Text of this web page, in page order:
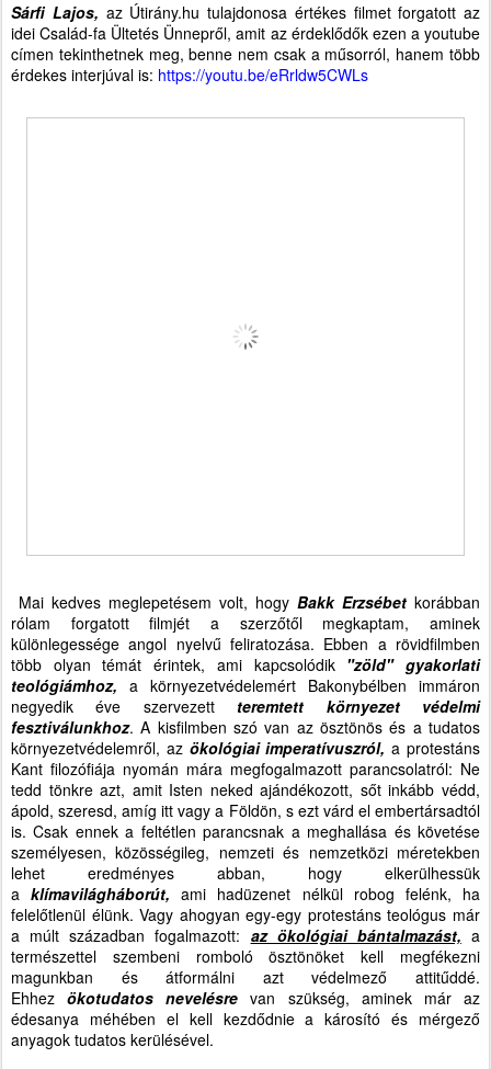
Sárfi Lajos, az Útirány.hu tulajdonosa értékes filmet forgatott az
idei Család-fa Ültetés Ünnepről, amit az érdeklődők ezen a youtube
címen tekinthetnek meg, benne nem csak a műsorról, hanem több
érdekes interjúval is: https://youtu.be/eRrldw5CWLs
Mai kedves meglepetésem volt, hogy Bakk Erzsébet korábban
rólam forgatott filmjét a szerzőtől megkaptam, aminek
különlegessége angol nyelvű feliratozása. Ebben a rövidfilmben
több olyan témát érintek, ami kapcsolódik "zöld" gyakorlati
teológiámhoz, a környezetvédelemért Bakonybélben immáron
negyedik éve szervezett teremtett környezet védelmi
fesztiválunkhoz. A kisfilmben szó van az ösztönös és a tudatos
környezetvédelemről, az ökológiai imperatívuszról, a protestáns
Kant filozófiája nyomán mára megfogalmazott parancsolatról: Ne
tedd tönkre azt, amit Isten neked ajándékozott, sőt inkább védd,
ápold, szeresd, amíg itt vagy a Földön, s ezt várd el embertársadtól
is. Csak ennek a feltétlen parancsnak a meghallása és követése
személyesen, közösségileg, nemzeti és nemzetközi méretekben
lehet eredményes abban, hogy elkerülhessük
aklímavilágháborút, ami hadüzenet nélkül robog felénk, ha
felelőtlenül élünk. Vagy ahogyan egy-egy protestáns teológus már
a múlt században fogalmazott: az ökológiai bántalmazást, a
természettel szembeni romboló ösztönöket kell megfékezni
magunkban és átformálni azt védelmező attitűddé.
Ehhezökotudatos nevelésrevan szükség, aminek már az
édesanya méhében el kell kezdődnie a károsító és mérgező
anyagok tudatos kerülésével.